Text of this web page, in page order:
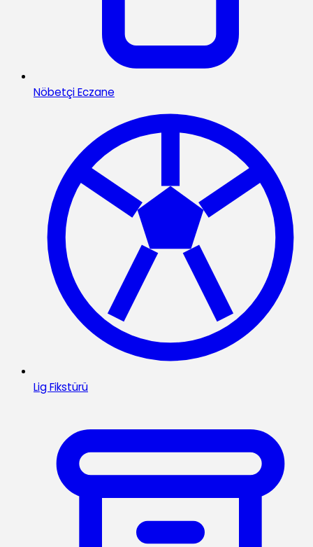
Nöbetçi Eczane
Lig Fikstürü